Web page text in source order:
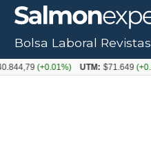
Bolsa Laboral Revistas
(+0.01%) UTM: $71.649(+0.20%)